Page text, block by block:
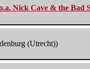
Nick Cave & the Bad
(Utrecht))